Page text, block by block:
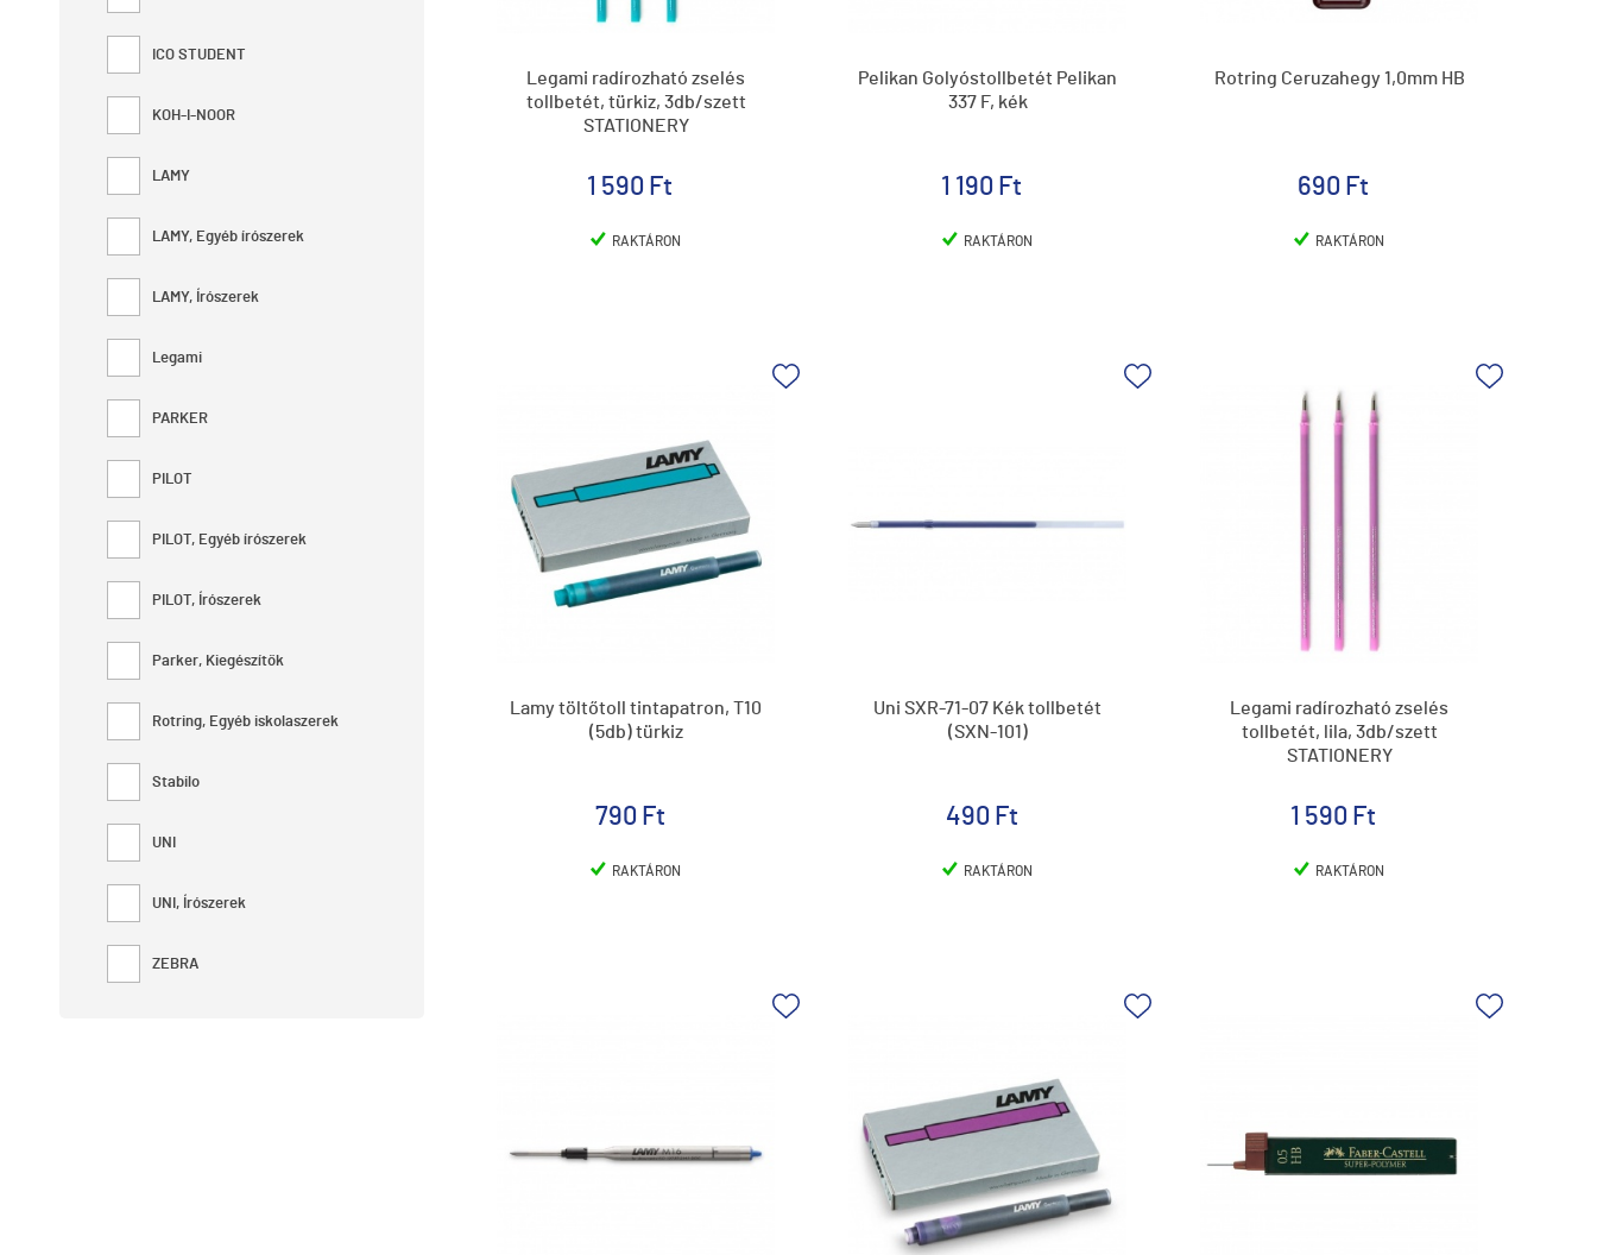
ICO STUDENT
KOH-I-NOOR
LAMY
LAMY, Egyéb írószerek
LAMY, Írószerek
Legami
PARKER
PILOT
PILOT, Egyéb írószerek
PILOT, Írószerek
Parker, Kiegészítők
Rotring, Egyéb iskolaszerek
Stabilo
UNI
UNI, Írószerek
ZEBRA
Legami radírozható zselés
tollbetét, türkiz, 3db/szett
STATIONERY
1 590 Ft
RAKTÁRON
Pelikan Golyóstollbetét Pelikan
337 F, kék
1 190 Ft
RAKTÁRON
Rotring Ceruzahegy 1,0mm HB
690 Ft
RAKTÁRON
Lamy töltőtoll tintapatron, T10
(5db) türkiz
790 Ft
RAKTÁRON
Uni SXR-71-07 Kék tollbetét
(SXN-101)
490 Ft
RAKTÁRON
Legami radírozható zselés
tollbetét, lila, 3db/szett
STATIONERY
1 590 Ft
RAKTÁRON